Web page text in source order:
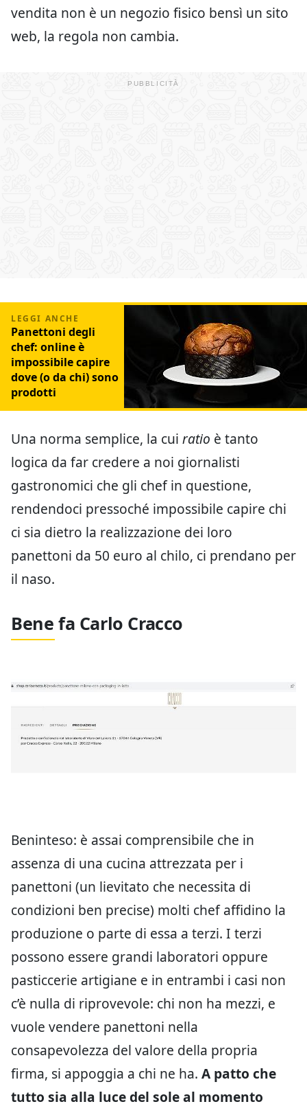
vendita non è un negozio fisico bensì un sito
web, la regola non cambia.
Panettoni degli
chef: online è
impossibile capire
dove (o da chi) sono
prodotti
Una norma semplice, la cui ratio è tanto
logica da far credere a noi giornalisti
gastronomici che gli chef in questione,
rendendoci pressoché impossibile capire chi
ci sia dietro la realizzazione dei loro
panettoni da 50 euro al chilo, ci prendano per
il naso.
Bene fa Carlo Cracco
Beninteso: è assai comprensibile che in
assenza di una cucina attrezzata per i
panettoni (un lievitato che necessita di
condizioni ben precise) molti chef affidino la
produzione o parte di essa a terzi. I terzi
possono essere grandi laboratori oppure
pasticcerie artigiane e in entrambi i casi non
c’è nulla di riprovevole: chi non ha mezzi, e
vuole vendere panettoni nella
consapevolezza del valore della propria
firma, si appoggia a chi ne ha. A patto che
tutto sia alla luce del sole al momento